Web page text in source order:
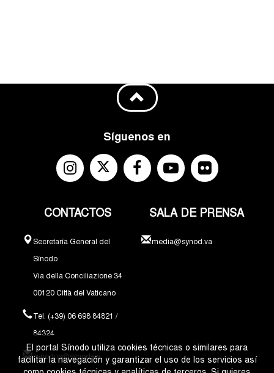
Síguenos en
CONTACTOS
Secretaría General del
Sínodo
Via della Conciliazione 34
00120 Città del Vaticano
Tel. (+39) 06 698 84821 /
84324
synodus@synod.va
SALA DE PRENSA
media@synod.va
El portal Sínodo utiliza cookies técnicas o similares para
facilitar la navegación y garantizar el uso de los servicios así